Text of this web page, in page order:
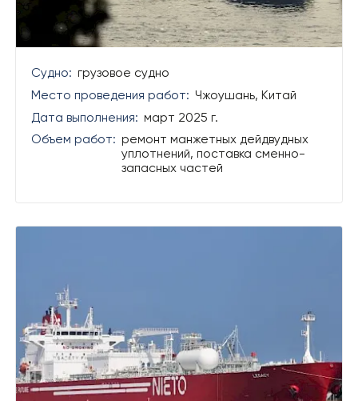
Судно: грузовое судно
Место проведения работ: Чжоушань, Китай
Дата выполнения: март 2025 г.
Объем работ: ремонт манжетных дейдвудных
уплотнений, поставка сменно-
запасных частей